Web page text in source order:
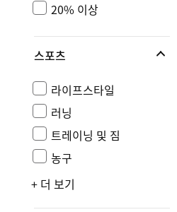
20% 이상
스포츠
라이프스타일
러닝
트레이닝 및 짐
농구
+ 더 보기